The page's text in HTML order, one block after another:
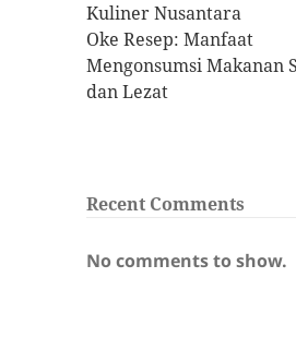
Kuliner Nusantara
Oke Resep: Manfaat
Mengonsumsi Makanan
dan Lezat
Recent Comments
No comments to show.